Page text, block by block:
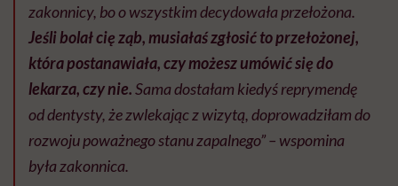
zakonnicy, bo o wszystkim decydowała przełożona.
Jeśli bolał cię ząb, musiałaś zgłosić to przełożonej,
która postanawiała, czy możesz umówić się do
lekarza, czy nie.Sama dostałam kiedyś reprymendę
od dentysty, że zwlekając z wizytą, doprowadziłam do
rozwoju poważnego stanu zapalnego” – wspomina
była zakonnica.